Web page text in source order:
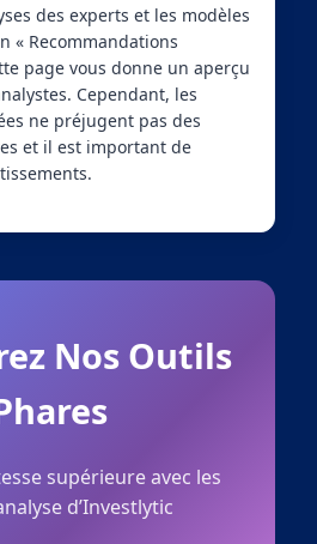
des experts et les modèles
« Recommandations
page vous donne un aperçu
Cependant, les
ne préjugent pas des
et il est important de
Nos Outils
supérieure avec les
d’Investlytic